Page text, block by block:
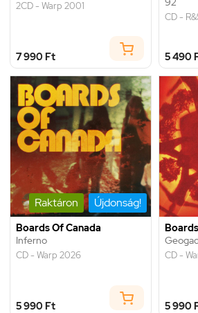
2CD - Warp 2001
7 990 Ft
CD -
5 490
Raktáron Újdonság!
Boards Of Canada
Inferno
CD - Warp 2026
5 990 Ft
CD -
5 990